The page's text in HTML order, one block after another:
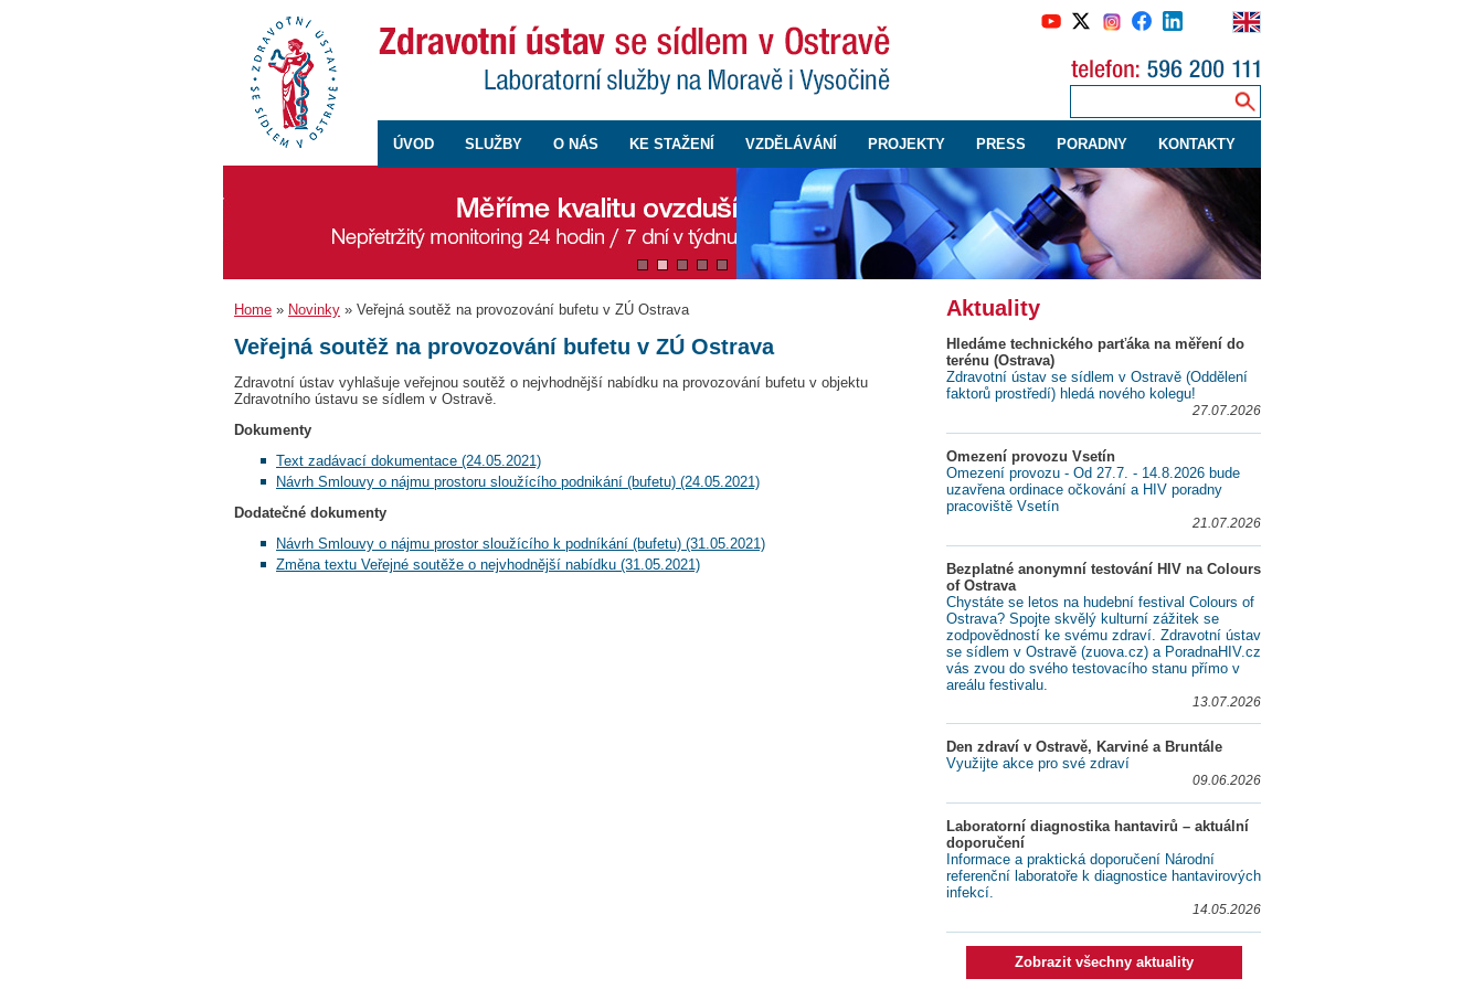
ÚVOD SLUŽBY O NÁS KE STAŽENÍ VZDĚLÁVÁNÍ PROJEKTY PRESS PORADNY KONTAKTY
Home » Novinky » Veřejná soutěž na provozování bufetu v ZÚ Ostrava
Veřejná soutěž na provozování bufetu v ZÚ Ostrava
Zdravotní ústav vyhlašuje veřejnou soutěž o nejvhodnější nabídku na provozování bufetu v objektu
Zdravotního ústavu se sídlem v Ostravě.
Dokumenty
Text zadávací dokumentace (24.05.2021)
Návrh Smlouvy o nájmu prostoru sloužícího podnikání (bufetu) (24.05.2021)
Dodatečné dokumenty
Návrh Smlouvy o nájmu prostor sloužícího k podníkání (bufetu) (31.05.2021)
Změna textu Veřejné soutěže o nejvhodnější nabídku (31.05.2021)
Aktuality
Hledáme technického parťáka na měření do
terénu (Ostrava)
Zdravotní ústav se sídlem v Ostravě (Oddělení
faktorů prostředí) hledá nového kolegu!
27.07.2026
Omezení provozu Vsetín
Omezení provozu - Od 27.7. - 14.8.2026 bude
uzavřena ordinace očkování a HIV poradny
pracoviště Vsetín
21.07.2026
Bezplatné anonymní testování HIV na Colours
of Ostrava
Chystáte se letos na hudební festival Colours of
Ostrava? Spojte skvělý kulturní zážitek se
zodpovědností ke svému zdraví. Zdravotní ústav
se sídlem v Ostravě (zuova.cz) a PoradnaHIV.cz
vás zvou do svého testovacího stanu přímo v
areálu festivalu.
13.07.2026
Den zdraví v Ostravě, Karviné a Bruntále
Využijte akce pro své zdraví
09.06.2026
Laboratorní diagnostika hantavirů – aktuální
doporučení
Informace a praktická doporučení Národní
referenční laboratoře k diagnostice hantavirových
infekcí.
14.05.2026
Zobrazit všechny aktuality